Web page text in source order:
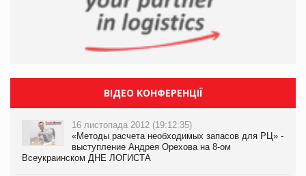
ВІДЕО КОНФЕРЕНЦІЇ
16 листопада 2012 (19:12:35)
«Методы расчета необходимых запасов для РЦ» -
выступление Андрея Орехова на 8-ом
Всеукраинском ДНЕ ЛОГИСТА